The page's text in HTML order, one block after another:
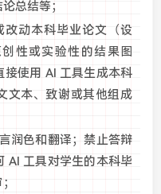
总结等；
动本科毕业论文（设
性或实验性的结果图
接使用 AI 工具生成本科
文本、致谢或其他组成
润色和翻译；禁止答辩
AI 工具对学生的本科毕